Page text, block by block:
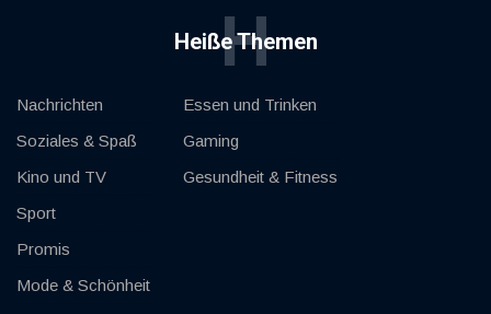
Heiße Themen
H
Nachrichten
Soziales & Spaß
Kino und TV
Sport
Promis
Mode & Schönheit
Essen und Trinken
Gaming
Gesundheit & Fitness